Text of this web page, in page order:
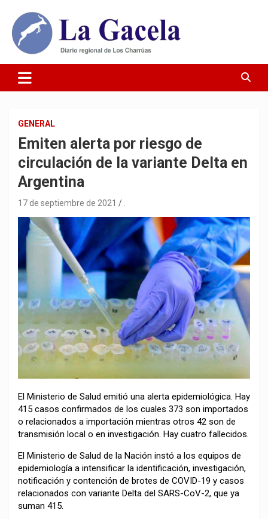
contenido
Diario La Gacela
GENERAL
Emiten alerta por riesgo de
circulación de la variante Delta en
Argentina
17 de septiembre de 2021
El Ministerio de Salud emitió una alerta epidemiológica. Hay
415 casos confirmados de los cuales 373 son importados
o relacionados a importación mientras otros 42 son de
transmisión local o en investigación. Hay cuatro fallecidos.
El Ministerio de Salud de la Nación instó a los equipos de
epidemiología a intensificar la identificación, investigación,
notificación y contención de brotes de COVID-19 y casos
relacionados con variante Delta del SARS-CoV-2, que ya
suman 415.